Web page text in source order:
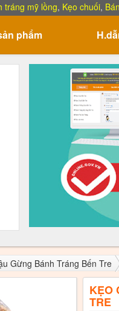
tráng mỹ lồng, Kẹo chuối,
phẩm
Gừng Bánh Tráng Bến Tre
KẸO
TRE